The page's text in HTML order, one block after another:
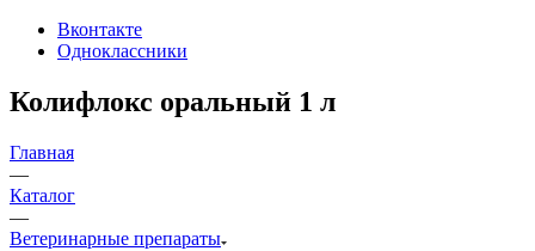
Вконтакте
Одноклассники
Колифлокс оральный 1 л
Главная
—
Каталог
—
Ветеринарные препараты